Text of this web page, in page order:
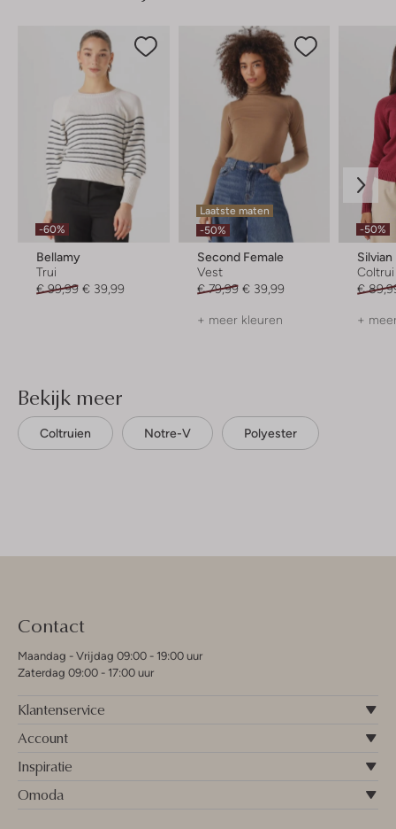
-60%
Bellamy
Trui
€ 99,99 € 39,99
Laatste maten
-50%
Second Female
Vest
€ 79,99 € 39,99
+ meer kleuren
-50%
Coltrui
€
+
Bekijk meer
Coltruien Notre-V Polyester
Contact
Maandag - Vrijdag 09:00 - 19:00 uur
Zaterdag 09:00 - 17:00 uur
Klantenservice
Account
Inspiratie
Omoda